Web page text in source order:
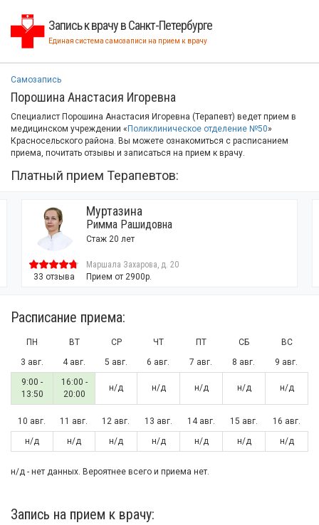
Запись к врачу в Санкт-Петербурге
Единая система самозаписи на прием к врачу
Самозапись
Порошина Анастасия Игоревна
Специалист Порошина Анастасия Игоревна (Терапевт) ведет прием в
медицинском учреждении « Поликлиническое отделение №50»
Красносельского района. Вы можете ознакомиться с расписанием
приема, почитать отзывы и записаться на прием к врачу.
Платный прием Терапевтов:
33 отзыва
Муртазина
Римма Рашидовна
Стаж 20 лет
Маршала Захарова, д. 20
Прием от 2900р.
Расписание приема:
ПН ВТ СР ЧТ ПТ СБ
ВС
3 авг.
4 авг. 5 авг. 6 авг. 7 авг. 8 авг.
9 авг.
9:00 -
13:50
16:00 -
20:00
н/д н/д н/д н/д н/д
10 авг. 11 авг. 12 авг. 13 авг. 14 авг. 15 авг.
16 авг.
н/д
н/д н/д н/д н/д н/д н/д
н/д - нет данных. Вероятнее всего и приема нет.
Запись на прием к врачу: